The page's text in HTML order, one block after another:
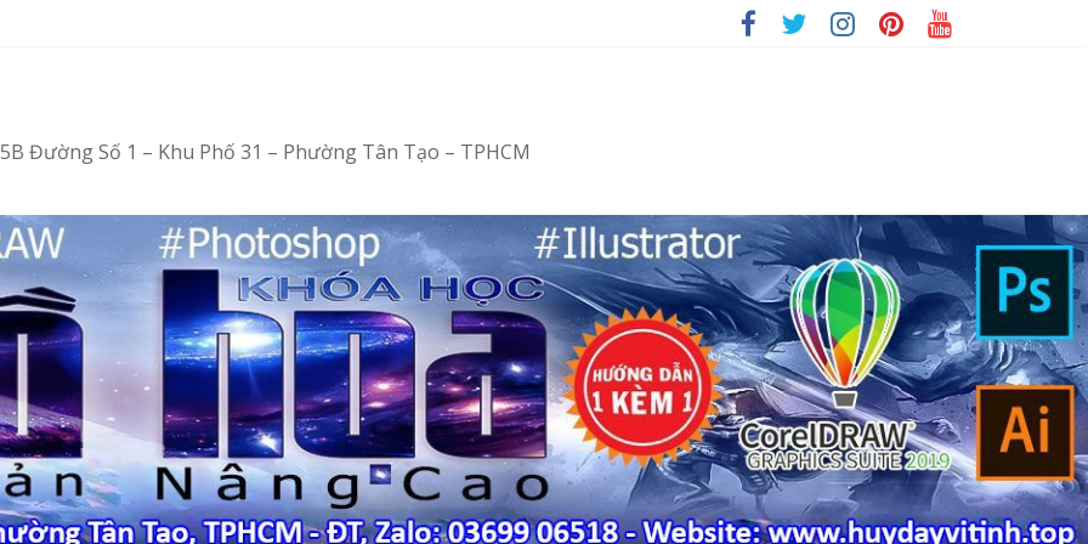
tính văn phòng cấp tốc
Tin học văn phòng cấp tốc
Đường Số 1 – Khu Phố 31 – Phường Tân Tạo – TPHCM